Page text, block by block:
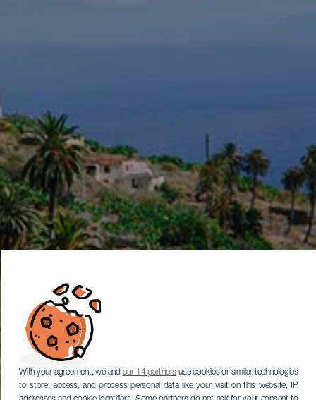
With your agreement, we and our 14 partners use cookies or similar technologies
to store, access, and process personal data like your visit on this website, IP